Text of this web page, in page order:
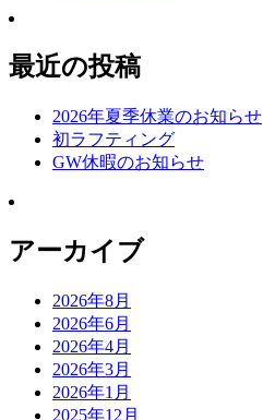
最近の投稿
2026年夏季休業のお知らせ
初ラフティング
GW休暇のお知らせ
アーカイブ
2026年8月
2026年6月
2026年4月
2026年3月
2026年1月
2025年12月